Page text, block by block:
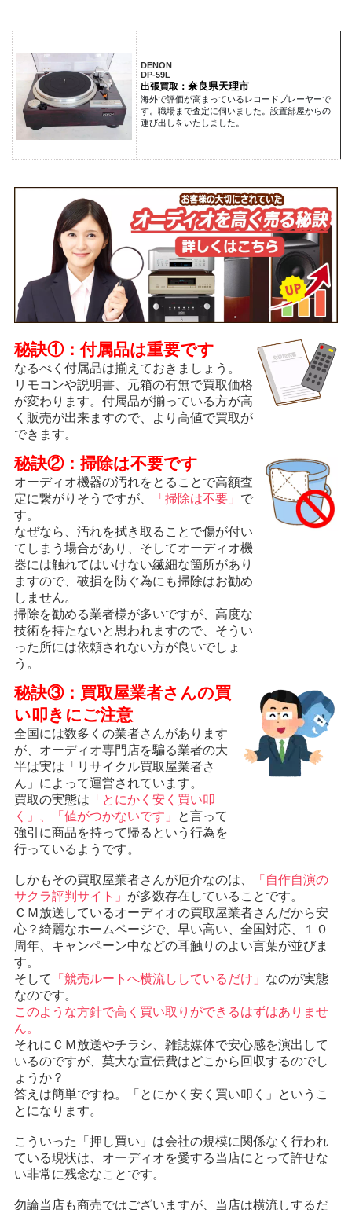
DENON
DP-59L
出張買取： 奈良県天理市
海外で評価が高まっているレコードプレーヤーで
す。職場まで査定に伺いました。設置部屋からの
運び出しをいたしました。
秘訣①：付属品は重要です
なるべく付属品は揃えておきましょう。
リモコンや説明書、元箱の有無で買取価格
が変わります。付属品が揃っている方が高
く販売が出来ますので、より高値で買取が
できます。
秘訣②：掃除は不要です
オーディオ機器の汚れをとることで高額査
定に繋がりそうですが、
「掃除は不要」 で
す。
なぜなら、汚れを拭き取ることで傷が付い
てしまう場合があり、そしてオーディオ機
器には触れてはいけない繊細な箇所があり
ますので、破損を防ぐ為にも掃除はお勧め
しません。
掃除を勧める業者様が多いですが、高度な
技術を持たないと思われますので、そうい
った所には依頼されない方が良いでしょ
う。
秘訣③：買取屋業者さんの買
い叩きにご注意
全国には数多くの業者さんがあります
が、オーディオ専門店を騙る業者の大
半は実は「リサイクル買取屋業者さ
ん」によって運営されています。
買取の実態は 「とにかく安く買い叩
く」、「値がつかないです」
と言って
強引に商品を持って帰るという行為を
行っているようです。
しかもその買取屋業者さんが厄介なのは、
「自作自演の
サクラ評判サイト」 が多数存在していることです。
ＣＭ放送しているオーディオの買取屋業者さんだから安
心？綺麗なホームページで、早い高い、全国対応、１０
周年、キャンペーン中などの耳触りのよい言葉が並びま
す。
そして
「競売ルートへ横流ししているだけ」 なのが実態
なのです。
このような方針で高く買い取りができるはずはありませ
ん。
それにＣＭ放送やチラシ、雑誌媒体で安心感を演出して
いるのですが、莫大な宣伝費はどこから回収するのでし
ょうか？
答えは簡単ですね。「とにかく安く買い叩く」というこ
とになります。
こういった「押し買い」は会社の規模に関係なく行われ
ている現状は、オーディオを愛する当店にとって許せな
い非常に残念なことです。
勿論当店も商売ではございますが、当店は横流しするだ